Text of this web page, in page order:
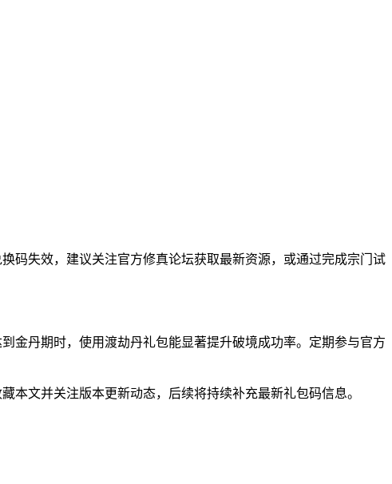
码失效，建议关注官方修真论坛获取最新资源，或通过完成宗门试
金丹期时，使用渡劫丹礼包能显著提升破境成功率。定期参与官方
本文并关注版本更新动态，后续将持续补充最新礼包码信息。